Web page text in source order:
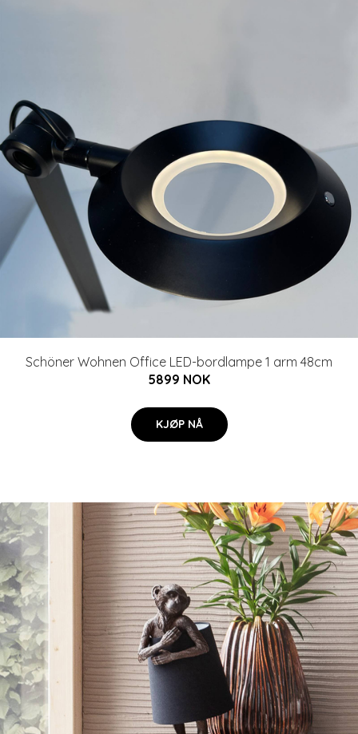
Schöner Wohnen Office LED-bordlampe 1 arm 48cm
5899 NOK
KJØP NÅ